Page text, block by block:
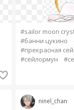
#sailor moon
#банни цукино
#прекрасная
#сейлормун
ninel_chan